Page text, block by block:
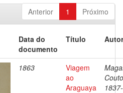
Anterior 1 Próximo
Data do
documento
Título
1863
Viagem
ao
Araguaya